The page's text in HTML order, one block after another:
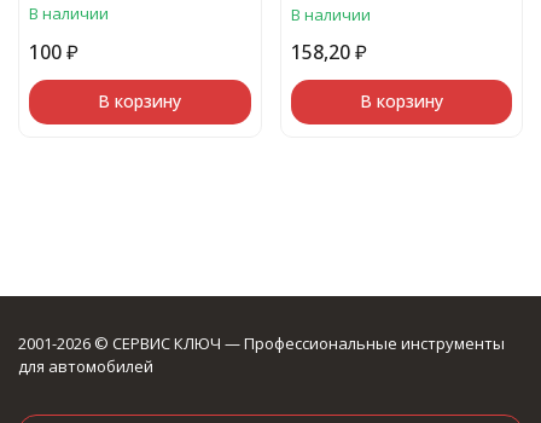
В наличии
100₽
В корзину
В наличии
158,20 ₽
В корзину
2001-2026 © СЕРВИС КЛЮЧ — Профессиональные инструменты
для автомобилей